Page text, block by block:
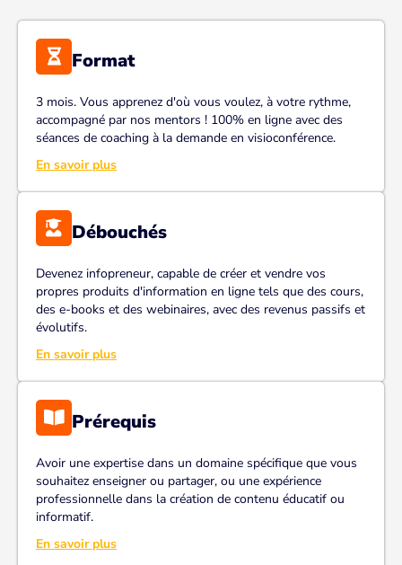
Format
3 mois. Vous apprenez d'où vous voulez, à votre rythme,
accompagné par nos mentors ! 100% en ligne avec des
séances de coaching à la demande en visioconférence.
En savoir plus
Débouchés
Devenez infopreneur, capable de créer et vendre vos
propres produits d'information en ligne tels que des cours,
des e-books et des webinaires, avec des revenus passifs et
évolutifs.
En savoir plus
Prérequis
Avoir une expertise dans un domaine spécifique que vous
souhaitez enseigner ou partager, ou une expérience
professionnelle dans la création de contenu éducatif ou
informatif.
En savoir plus